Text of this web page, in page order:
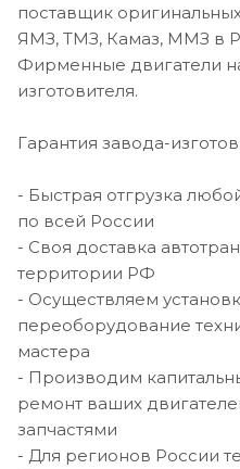
поставщик
ЯМЗ, ТМЗ, Камаз, ММЗ в
Фирменные двигатели
изготовителя.
Гарантия завода-
- Быстрая отгрузка
по всей России
- Своя доставка
территории РФ
- Осуществляем
переоборудование
мастера
- Производим
ремонт ваших
запчастями
- Для регионов России